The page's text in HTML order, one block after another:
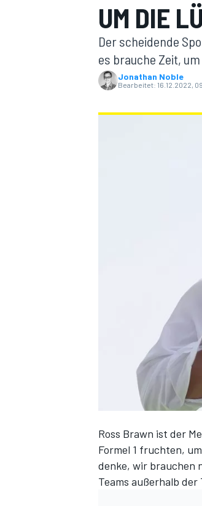
UM DIE
Der scheidende
es brauche Zeit,
Jonathan Noble
Bearbeitet: 16.12.2022,
Ross Brawn ist der
Formel 1 fruchten,
denke, wir brauchen
Teams außerhalb der